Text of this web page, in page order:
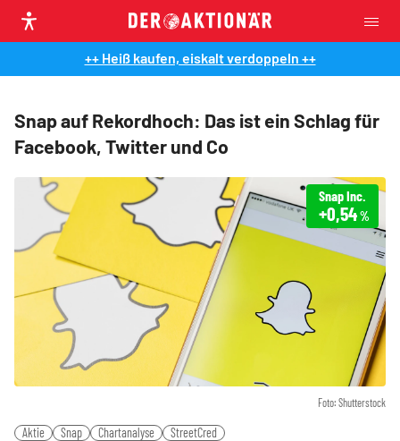
++ Heiß kaufen, eiskalt verdoppeln ++
Snap auf Rekordhoch: Das ist ein Schlag für
Facebook, Twitter und Co
Foto: Shutterstock
Snap Inc.
+0,54%
Aktie Snap Chartanalyse StreetCred